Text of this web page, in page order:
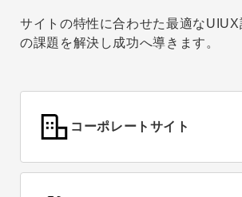
サイトの特性に合わせた最適なUIUX
の課題を解決し成功へ導きます。
コーポレートサイト